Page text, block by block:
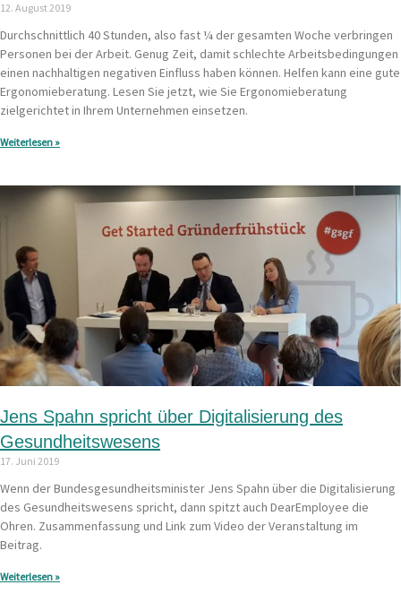
12. August 2019
Durchschnittlich 40 Stunden, also fast ¼ der gesamten Woche verbringen
Personen bei der Arbeit. Genug Zeit, damit schlechte Arbeitsbedingungen
einen nachhaltigen negativen Einfluss haben können. Helfen kann eine gute
Ergonomieberatung. Lesen Sie jetzt, wie Sie Ergonomieberatung
zielgerichtet in Ihrem Unternehmen einsetzen.
Weiterlesen »
Jens Spahn spricht über Digitalisierung des
Gesundheitswesens
17. Juni 2019
Wenn der Bundesgesundheitsminister Jens Spahn über die Digitalisierung
des Gesundheitswesens spricht, dann spitzt auch DearEmployee die
Ohren. Zusammenfassung und Link zum Video der Veranstaltung im
Beitrag.
Weiterlesen »